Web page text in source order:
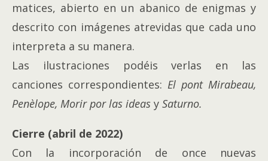
matices, abierto en un abanico de enigmas y
descrito con imágenes atrevidas que cada uno
interpreta a su manera.
Las ilustraciones podéis verlas en las
canciones correspondientes: El pont Mirabeau,
Penèlope, Morir por las ideas y Saturno.
Cierre (abril de 2022)
Con la incorporación de once nuevas